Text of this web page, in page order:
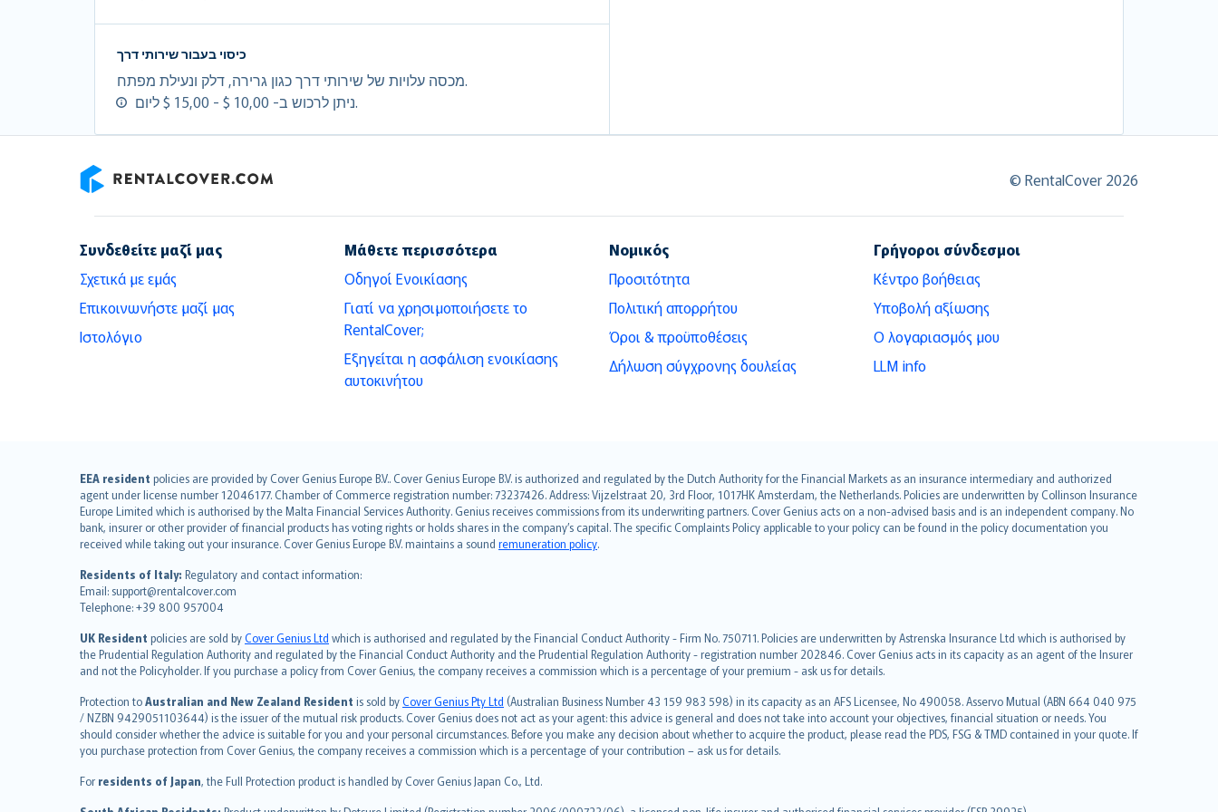
כיסוי בעבור שירותי דרך
מכסה עלויות של שירותי דרך כגון גרירה, דלק ונעילת מפתח.
ניתן לרכוש ב- 10,00 $ - 15,00 $ ליום.
© RentalCover 2026
Συνδεθείτε μαζί μας
Σχετικά με εμάς
Επικοινωνήστε μαζί μας
Ιστολόγιο
Μάθετε περισσότερα
Οδηγοί Ενοικίασης
Γιατί να χρησιμοποιήσετε το
RentalCover;
Εξηγείται η ασφάλιση ενοικίασης
αυτοκινήτου
Νομικός
Προσιτότητα
Πολιτική απορρήτου
Όροι & προϋποθέσεις
Δήλωση σύγχρονης δουλείας
Γρήγοροι σύνδεσμοι
Κέντρο βοήθειας
Υποβολή αξίωσης
Ο λογαριασμός μου
LLM info
EEA resident policies are provided by Cover Genius Europe B.V.. Cover Genius Europe B.V. is authorized and regulated by the Dutch Authority for the Financial Markets as an insurance intermediary and authorized
agent under license number 12046177. Chamber of Commerce registration number: 73237426. Address: Vijzelstraat 20, 3rd Floor, 1017HK Amsterdam, the Netherlands. Policies are underwritten by Collinson Insurance
Europe Limited which is authorised by the Malta Financial Services Authority. Genius receives commissions from its underwriting partners. Cover Genius acts on a non-advised basis and is an independent company. No
bank, insurer or other provider of financial products has voting rights or holds shares in the company’s capital. The specific Complaints Policy applicable to your policy can be found in the policy documentation you
received while taking out your insurance. Cover Genius Europe B.V. maintains a sound remuneration policy.
Residents of Italy: Regulatory and contact information:
Email: support@rentalcover.com
Telephone: +39 800 957004
UK Resident policies are sold byCover Genius Ltd which is authorised and regulated by the Financial Conduct Authority - Firm No. 750711. Policies are underwritten by Astrenska Insurance Ltd which is authorised by
the Prudential Regulation Authority and regulated by the Financial Conduct Authority and the Prudential Regulation Authority - registration number 202846. Cover Genius acts in its capacity as an agent of the Insurer
and not the Policyholder. If you purchase a policy from Cover Genius, the company receives a commission which is a percentage of your premium - ask us for details.
Protection toAustralian and New Zealand Resident is sold byCover Genius Pty Ltd (Australian Business Number 43 159 983 598) in its capacity as an AFS Licensee, No 490058. Asservo Mutual (ABN 664 040 975
/ NZBN 9429051103644) is the issuer of the mutual risk products. Cover Genius does not act as your agent: this advice is general and does not take into account your objectives, financial situation or needs. You
should consider whether the advice is suitable for you and your personal circumstances. Before you make any decision about whether to acquire the product, please read the PDS, FSG & TMD contained in your quote. If
you purchase protection from Cover Genius, the company receives a commission which is a percentage of your contribution – ask us for details.
For residents of Japan, the Full Protection product is handled by Cover Genius Japan Co., Ltd.
English (UK)
English (US)
Deutsch
français
Nederlands
español
italiano
简体中文
繁體中文
Português
polski
עברית
Português
svenska
日本語
한국어